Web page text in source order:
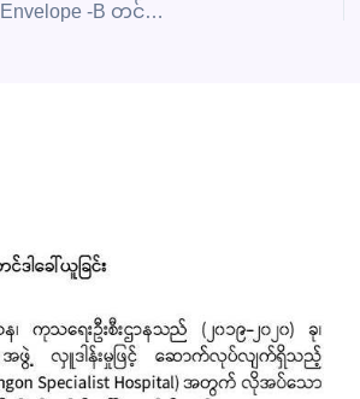
တင်ဒါအမှတ်- 21DMS/2024-2025(L) အတွက် Envelope -B တင်ဒါစာရွက်စာတမ်းများ စိစစ်ခြင်း၊ Envelope-B Technical Specification ဖွင့်ဖောက်စိစစ်ခြင်းနှင့် Envelope-A (ဈေးနှုန်း) စာအိတ် ဖွင့်ဖောက်စိစစ်ပွဲ ဖိတ်ကြားခြင်း